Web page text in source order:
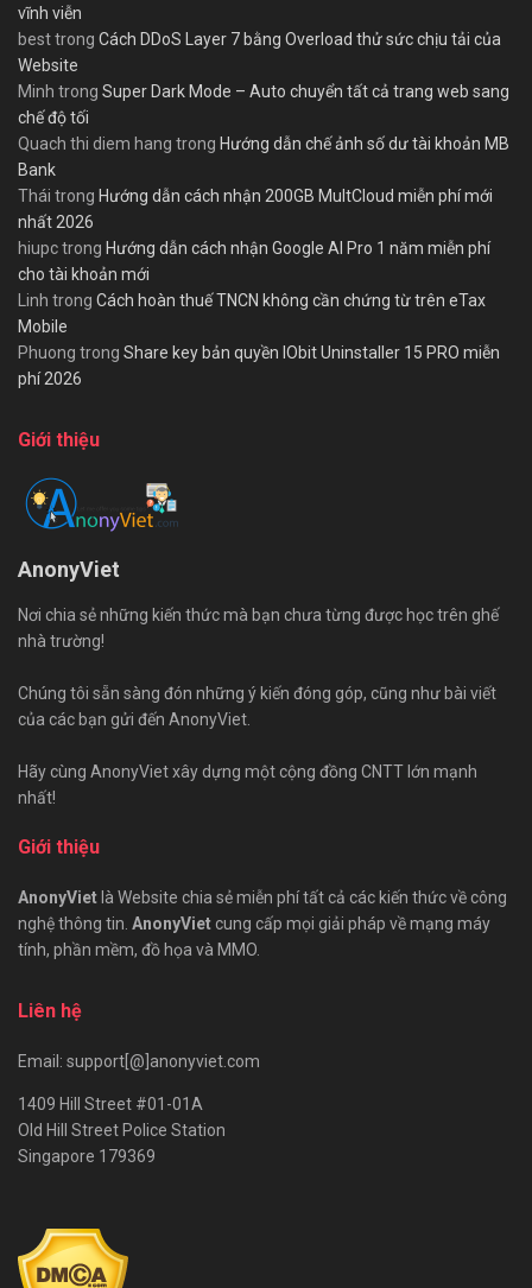
vĩnh viễn
besttrong Cách DDoS Layer 7 bằng Overload thử sức chịu tải của
Website
Minh trong Super Dark Mode – Auto chuyển tất cả trang web sang
chế độ tối
Quach thi diem hang trong Hướng dẫn chế ảnh số dư tài khoản MB
Bank
Thái trong Hướng dẫn cách nhận 200GB MultCloud miễn phí mới
nhất 2026
hiupctrong Hướng dẫn cách nhận Google AI Pro 1 năm miễn phí
cho tài khoản mới
Linh trong Cách hoàn thuế TNCN không cần chứng từ trên eTax
Mobile
Phuong trong Share key bản quyền IObit Uninstaller 15 PRO miễn
phí 2026
Giới thiệu
AnonyViet
Nơi chia sẻ những kiến thức mà bạn chưa từng được học trên ghế
nhà trường!
Chúng tôi sẵn sàng đón những ý kiến đóng góp, cũng như bài viết
của các bạn gửi đến AnonyViet.
Hãy cùng AnonyViet xây dựng một cộng đồng CNTT lớn mạnh
nhất!
Giới thiệu
AnonyViet là Website chia sẻ miễn phí tất cả các kiến thức về công
nghệ thông tin. AnonyViet cung cấp mọi giải pháp về mạng máy
tính, phần mềm, đồ họa và MMO.
Liên hệ
Email: support[@]anonyviet.com
1409 Hill Street #01-01A
Old Hill Street Police Station
Singapore 179369